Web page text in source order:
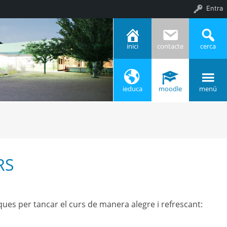
inici contacte cerca
ieduca moodle menú
per tancar el curs de manera alegre i refrescant:
Entra